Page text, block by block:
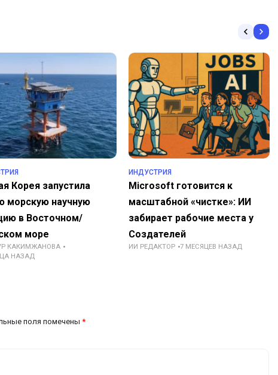
Корея запустила
морскую научную
в Восточном/
море
КАКИМЖАНОВА
НАЗАД
ИНДУСТРИЯ
Microsoft готовится к
масштабной «чистке»: ИИ
забирает рабочие места у
Создателей
ИИ РЕДАКТОР 7 МЕСЯЦЕВ НАЗАД
поля помечены *